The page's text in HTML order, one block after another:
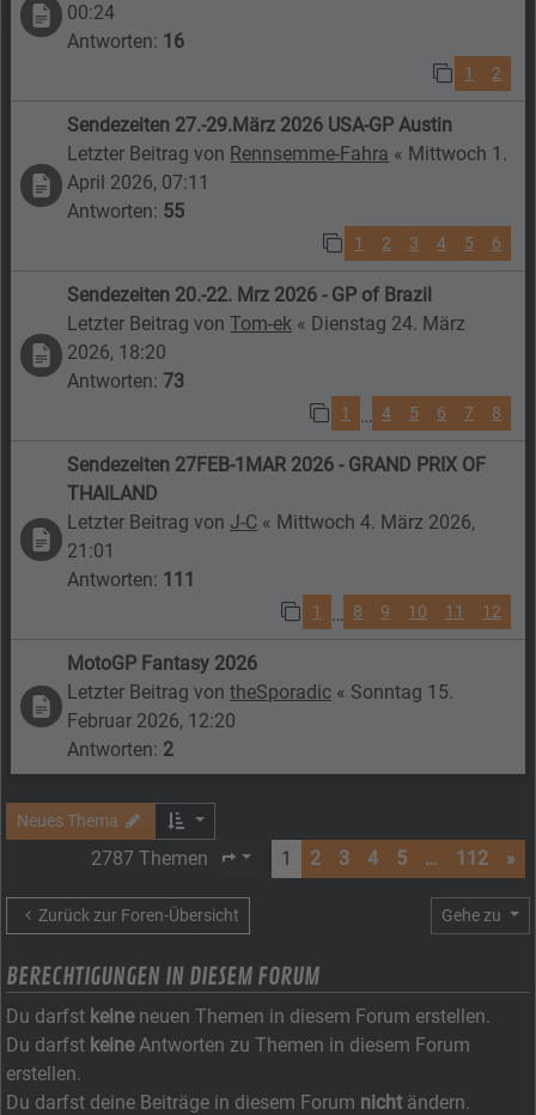
00:24
Antworten: 16
1 2
Sendezeiten 27.-29.März 2026 USA-GP Austin
Letzter Beitrag von Rennsemme-Fahra « Mittwoch 1.
April 2026, 07:11
Antworten: 55
1 2 3 4 5 6
Sendezeiten 20.-22. Mrz 2026 - GP of Brazil
Letzter Beitrag vonTom-ek « Dienstag 24. März
2026, 18:20
Antworten:73
1 … 4 5 6 7 8
Sendezeiten 27FEB-1MAR 2026 - GRAND PRIX OF
THAILAND
Letzter Beitrag vonJ-C « Mittwoch 4. März 2026,
21:01
Antworten: 111
1 … 8 9 10 11 12
MotoGP Fantasy 2026
Letzter Beitrag vontheSporadic « Sonntag 15.
Februar 2026, 12:20
Antworten: 2
Neues Thema
2787 Themen Seite von112
1 2 3 4 5 … 112 »
Zurück zur Foren-Übersicht Gehe zu
BERECHTIGUNGEN IN DIESEM FORUM
Du darfst keineneuen Themen in diesem Forum erstellen.
Du darfst keineAntworten zu Themen in diesem Forum
erstellen.
Du darfst deine Beiträge in diesem Forum nicht ändern.